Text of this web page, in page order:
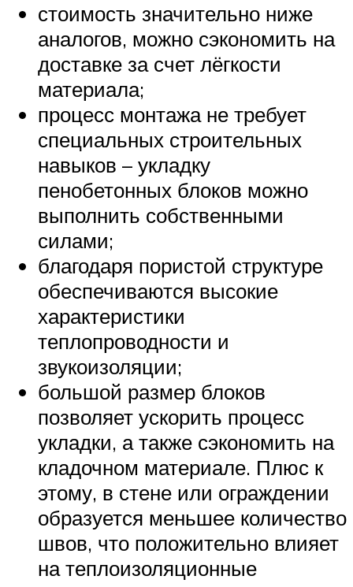
стоимость значительно ниже
аналогов, можно сэкономить на
доставке за счет лёгкости
материала;
процесс монтажа не требует
специальных строительных
навыков – укладку
пенобетонных блоков можно
выполнить собственными
силами;
благодаря пористой структуре
обеспечиваются высокие
характеристики
теплопроводности и
звукоизоляции;
большой размер блоков
позволяет ускорить процесс
укладки, а также сэкономить на
кладочном материале. Плюс к
этому, в стене или ограждении
образуется меньшее количество
швов, что положительно влияет
на теплоизоляционные